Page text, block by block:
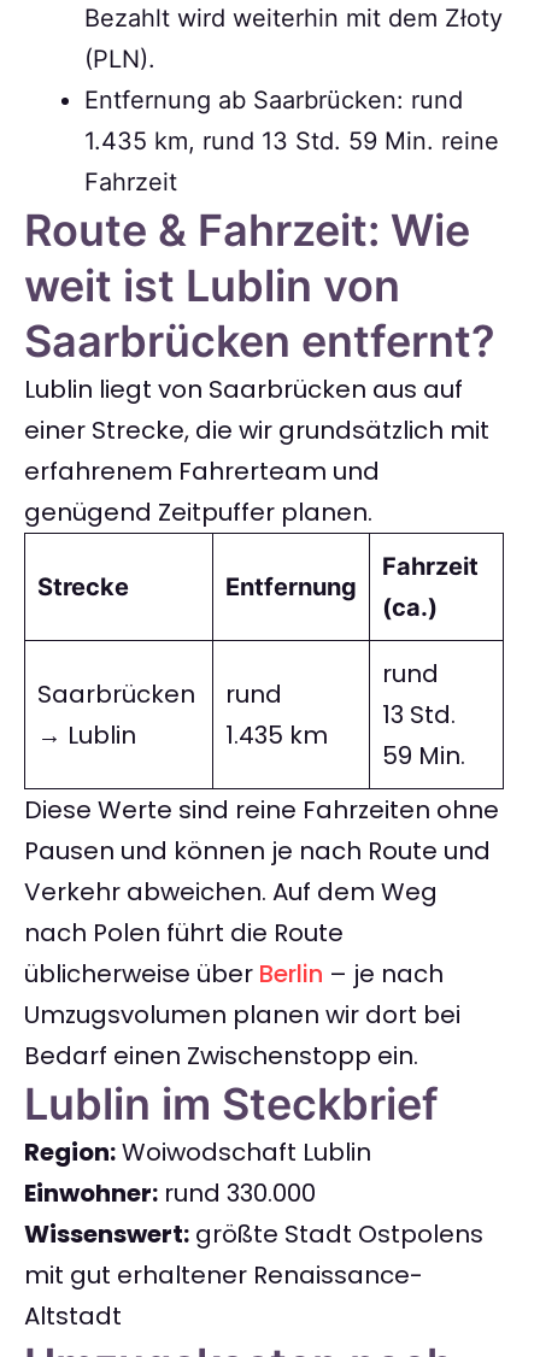
Bezahlt wird weiterhin mit dem Złoty
(PLN).
Entfernung ab Saarbrücken: rund
1.435 km, rund 13 Std. 59 Min. reine
Fahrzeit
Route & Fahrzeit: Wie
weit ist Lublin von
Saarbrücken entfernt?
Lublin liegt von Saarbrücken aus auf
einer Strecke, die wir grundsätzlich mit
erfahrenem Fahrerteam und
genügend Zeitpuffer planen.
Strecke Entfernung
Fahrzeit
(ca.)
Saarbrücken
→ Lublin
rund
1.435 km
rund
13 Std.
59 Min.
Diese Werte sind reine Fahrzeiten ohne
Pausen und können je nach Route und
Verkehr abweichen. Auf dem Weg
nach Polen führt die Route
üblicherweise über Berlin – je nach
Umzugsvolumen planen wir dort bei
Bedarf einen Zwischenstopp ein.
Lublin im Steckbrief
Region:Woiwodschaft Lublin
Einwohner: rund 330.000
Wissenswert: größte Stadt Ostpolens
mit gut erhaltener Renaissance-
Altstadt